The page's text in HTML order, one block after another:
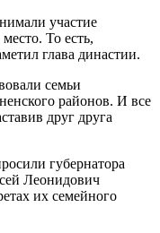
участие
То есть,
глава династии.
семьи
районов. И все
друг друга
губернатора
Леонидович
их семейного